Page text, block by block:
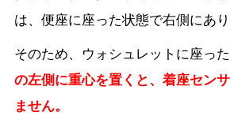
は、便座に座った状態で右側にあり
そのため、ウォシュレットに座っ
の左側に重心を置くと、着座セン
ません。